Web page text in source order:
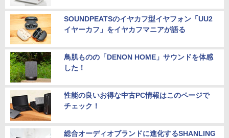
SOUNDPEATSのイヤカフ型イヤフォン「UU2
イヤーカフ」をイヤカフマニアが語る
鳥肌ものの「DENON HOME」サウンドを体感
した！
性能の良いお得な中古PC情報はこのページで
チェック！
総合オーディオブランドに進化するSHANLING